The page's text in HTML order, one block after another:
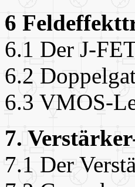
6
6.1 Der J-
6.2
6.3 VMOS-
7.
7.1 Der